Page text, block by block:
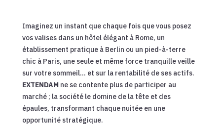
Imaginez un instant que chaque fois que vous posez
vos valises dans un hôtel élégant à Rome, un
établissement pratique à Berlin ou un pied-à-terre
chic à Paris, une seule et même force tranquille veille
sur votre sommeil… et sur la rentabilité de ses actifs.
EXTENDAMne se contente plus de participer au
marché ; la société le domine de la tête et des
épaules, transformant chaque nuitée en une
opportunité stratégique.